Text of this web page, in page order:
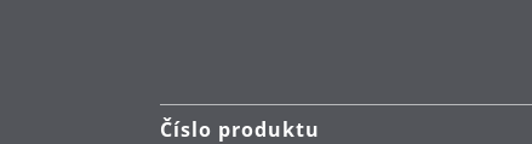
Číslo produktu